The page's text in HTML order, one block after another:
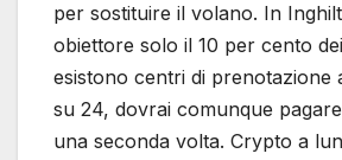
per sostituire il volano. In
obiettore solo il 10 per cento
esistono centri di prenotazione
su 24, dovrai comunque
una seconda volta. Crypto a